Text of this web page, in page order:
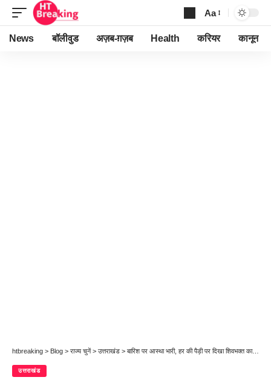
Font
Resizer
Aa
News बॉलीवुड अज़ब-ग़ज़ब Health करियर कानून
htbreaking > Blog > राज्य चुनें > उत्तराखंड > बारिश पर आस्था भारी, हर की पैड़ी पर दिखा शिवभक्त का उत्साह
उत्तराखंड